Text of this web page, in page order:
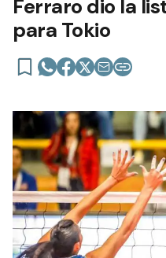
Ferraro dio la
para Tokio